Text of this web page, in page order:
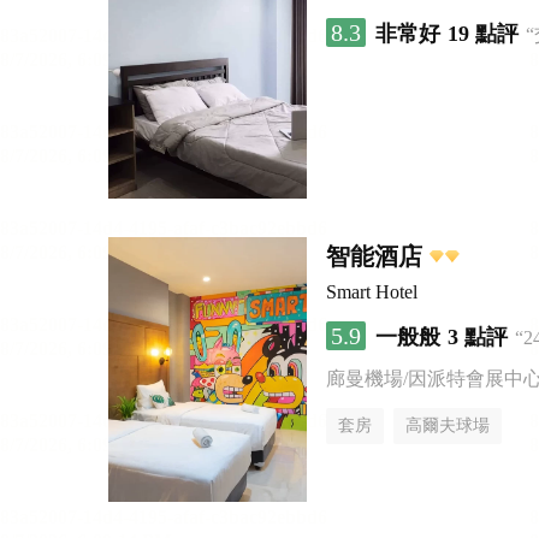
8.3 非常好 19 點評
智能酒店
Smart Hotel
5.9 一般般 3 點評
廊曼機場/因派特會展中
套房 高爾夫球場